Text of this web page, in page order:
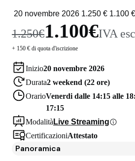
1.250€1.100€IVA
+ 150 € di quota d'iscrizione
Inizio20 novembre 2026
Durata2 weekend (22 ore)
OrarioVenerdi dalle 14:15 alle
17:15
Modalità Live Streaming
CertificazioniAttestato
Panoramica